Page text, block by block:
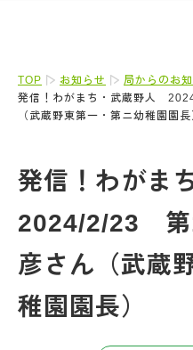
TOP お知らせ
局からのお
発信！わがまち・武蔵野人
（武蔵野東第一・第ニ幼稚園園長
発信！わがま
2024/2/23
彦さん（武蔵
稚園園長）